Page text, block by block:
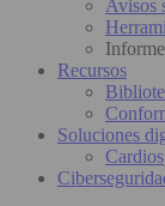
Avisos
Recursos
Soluciones